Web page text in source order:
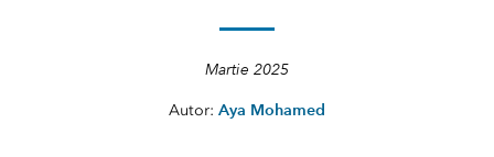
Martie 2025
Autor: Aya Mohamed